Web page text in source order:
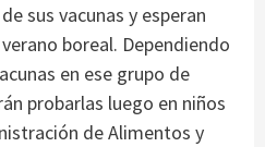
sus vacunas y esperan
boreal. Dependiendo
en ese grupo de
probarlas luego en niños
de Alimentos y